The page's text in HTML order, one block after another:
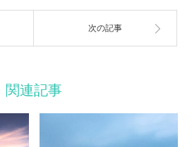
次の記事
関連記事